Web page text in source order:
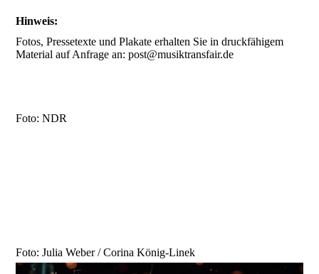
Hinweis:
Fotos, Pressetexte und Plakate erhalten Sie in druckfähigem
Material auf Anfrage an: post@musiktransfair.de
Foto: NDR
Foto: Julia Weber / Corina König-Linek